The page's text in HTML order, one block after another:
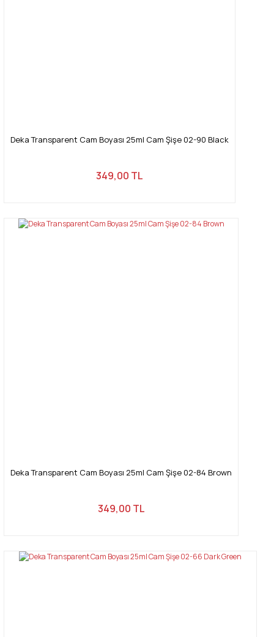
Deka Transparent Cam Boyası 25ml Cam Şişe 02-90 Black
349,00 TL
Deka Transparent Cam Boyası 25ml Cam Şişe 02-84 Brown
349,00 TL